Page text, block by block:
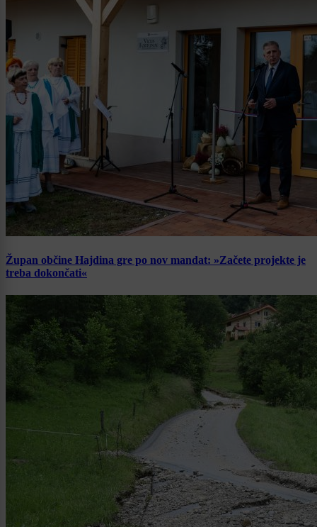
Župan občine Hajdina gre po nov mandat: »Začete projekte je
treba dokončati«